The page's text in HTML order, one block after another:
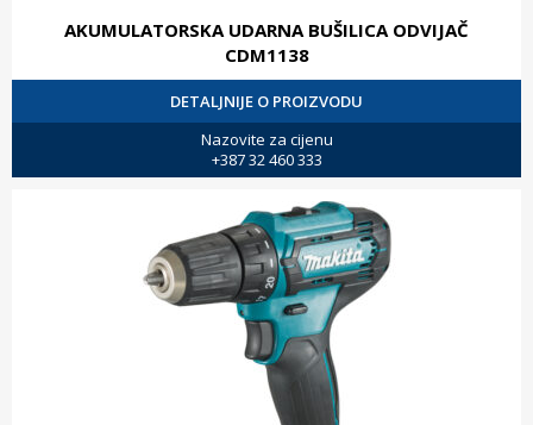
AKUMULATORSKA UDARNA BUŠILICA ODVIJAČ
CDM1138
DETALJNIJE O PROIZVODU
Nazovite za cijenu
+387 32 460 333